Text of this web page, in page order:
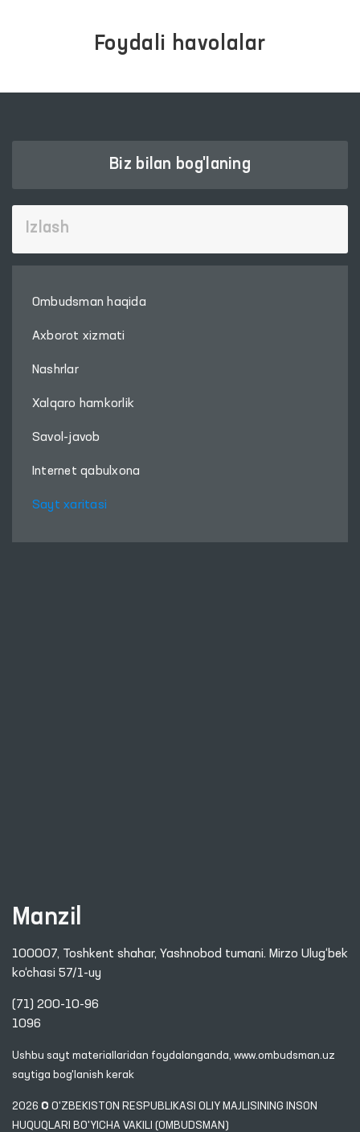
Foydali havolalar
Biz bilan bog'laning
Ombudsman haqida
Axborot xizmati
Nashrlar
Xalqaro hamkorlik
Savol-javob
Internet qabulxona
Sayt xaritasi
Manzil
100007, Toshkent shahar, Yashnobod tumani. Mirzo Ulug‘bek
ko‘chasi 57/1-uy
(71) 200-10-96
1096
Ushbu sayt materiallaridan foydalanganda, www.ombudsman.uz
saytiga bog'lanish kerak
2026 © O'ZBEKISTON RESPUBLIKASI OLIY MAJLISINING INSON
HUQUQLARI BO'YICHA VAKILI (OMBUDSMAN)